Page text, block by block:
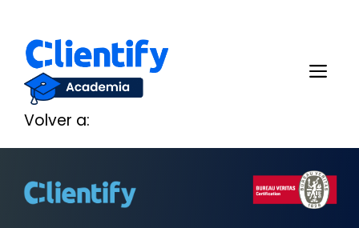
contenido
Volver a: